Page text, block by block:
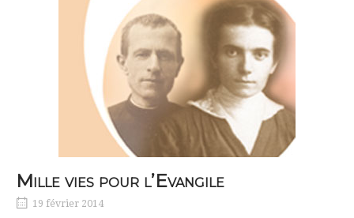
Mille vies pour l’Evangile
19 février 2014